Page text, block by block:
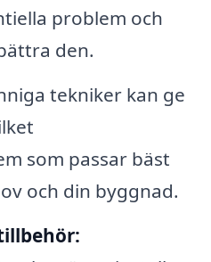
problem och
den.
tekniker kan ge
som passar bäst
och din byggnad.